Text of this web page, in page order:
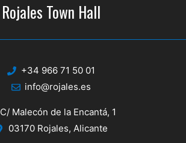
Rojales Town Hall
+34 966 71 50 01
info@rojales.es
C/ Malecón de la Encantá, 1
03170 Rojales, Alicante